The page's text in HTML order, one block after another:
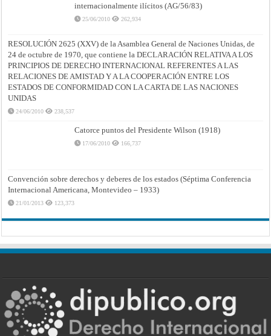
internacionalmente ilícitos (AG/56/83)
25/06/2010 262,934
RESOLUCIÓN 2625 (XXV) de la Asamblea General de Naciones Unidas, de
24 de octubre de 1970, que contiene la DECLARACIÓN RELATIVA A LOS
PRINCIPIOS DE DERECHO INTERNACIONAL REFERENTES A LAS
RELACIONES DE AMISTAD Y A LA COOPERACIÓN ENTRE LOS
ESTADOS DE CONFORMIDAD CON LA CARTA DE LAS NACIONES
UNIDAS
24/06/2010 238,537
Catorce puntos del Presidente Wilson (1918)
17/06/2010 166,737
Convención sobre derechos y deberes de los estados (Séptima Conferencia
Internacional Americana, Montevideo – 1933)
21/01/2013 123,373